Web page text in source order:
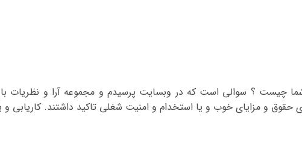
چیست ؟ سوالی است که در وبسایت پرسیدم و مجموعه آرا و نظریات
حقوق و مزایای خوب و یا استخدام و امنیت شغلی تاکید داشتند. کاریابی و